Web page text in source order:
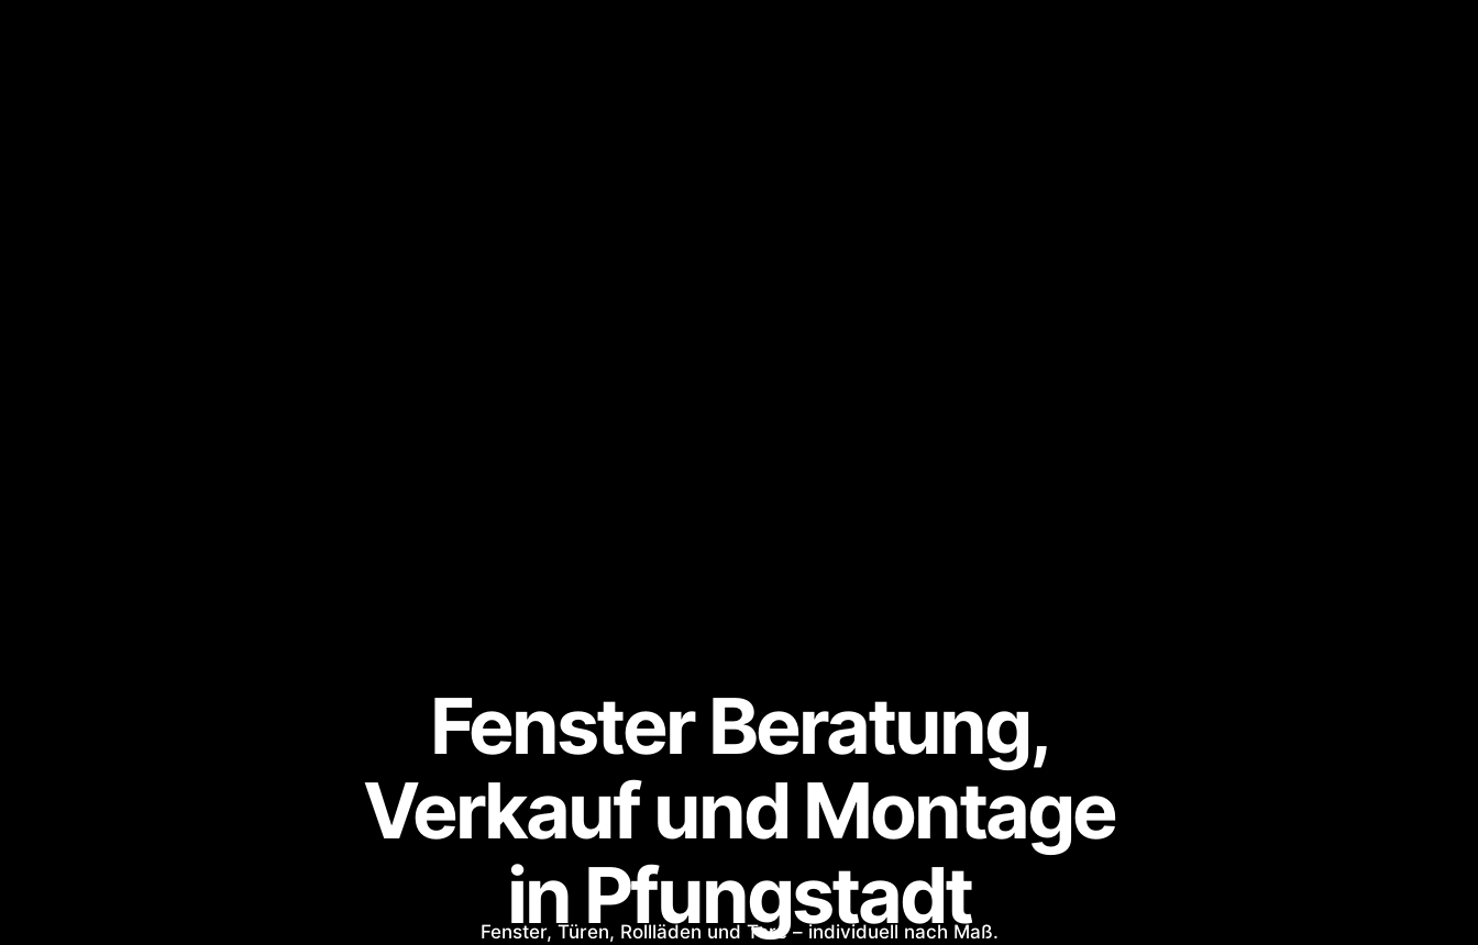
Fenster Beratung,
Verkauf und Montage
in Pfungstadt
Fenster, Türen, Rollläden und Tore – individuell nach Maß.